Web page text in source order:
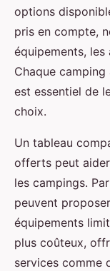
options
pris en compte,
équipements,
Chaque
est essentiel de
choix.
Un tableau
offerts peut
les campings.
peuvent
équipements
plus coûteux,
services comme